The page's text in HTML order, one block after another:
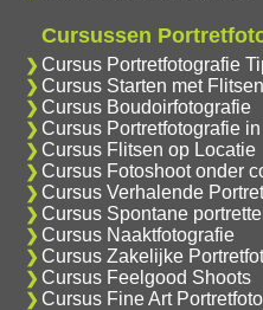
Cursussen
Cursus Portretfotografie
Cursus Starten met Flitsen
Cursus Boudoirfotografie
Cursus Portretfotografie
Cursus Flitsen op Locatie
Cursus Fotoshoot onder
Cursus Verhalende
Cursus Spontane
Cursus Naaktfotografie
Cursus Zakelijke
Cursus Feelgood Shoots
Cursus Fine Art